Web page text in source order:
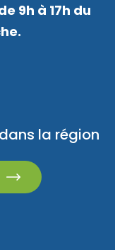
9h à 17h du
la région